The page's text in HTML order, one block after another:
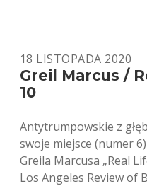
18 LISTOPADA 2020
Greil Marcus /
10
Antytrumpowskie z
swoje miejsce (numer
Greila Marcusa „Real
Los Angeles Review of